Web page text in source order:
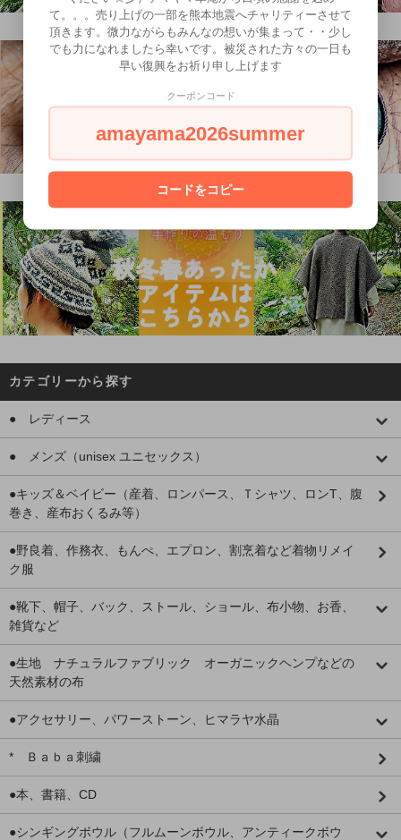
カテゴリーから探す
● レディース
● メンズ（unisex ユニセックス）
●キッズ＆ベイビー（産着、ロンパース、Ｔシャツ、ロンT、腹
巻き、産布おくるみ等）
●野良着、作務衣、もんぺ、エプロン、割烹着など着物リメイ
ク服
●靴下、帽子、バック、ストール、ショール、布小物、お香、
雑貨など
●生地 ナチュラルファブリック オーガニックヘンプなどの
天然素材の布
●アクセサリー、パワーストーン、ヒマラヤ水晶
* Ｂａｂａ刺繍
●本、書籍、CD
●シンギングボウル（フルムーンボウル、アンティークボウ
て。。。売り上げの一部を熊本地震へチャリティーさせて
頂きます。微力ながらもみんなの想いが集まって・・少し
でも力になれましたら幸いです。被災された方々の一日も
早い復興をお祈り申し上げます
クーポンコード
amayama2026summer
コードをコピー